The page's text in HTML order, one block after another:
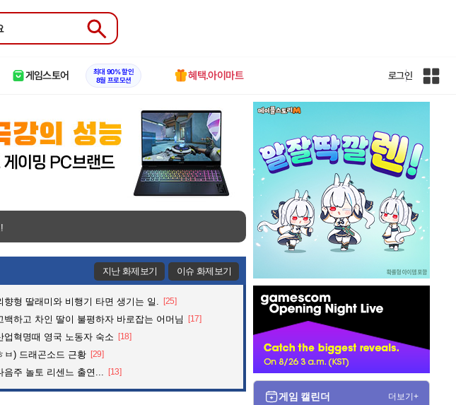
Submit
게임스토어
최대 90% 할인
8월 프로모션
혜택.아이마트 로그인
인
지난 화제보기 이슈 화제보기
향형 딸래미와 비행기 타면 생기는 일. [25]
백하고 차인 딸이 불평하자 바로잡는 어머님 [17]
업혁명때 영국 노동자 숙소 [18]
ㅂ) 드래곤소드 근황 [29]
음주 놀토 리센느 출연... [13]
벤
게임 캘린더 더보기+